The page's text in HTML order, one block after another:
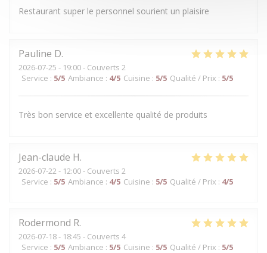
Restaurant super le personnel sourient un plaisire
Pauline D
2026-07-25 - 19:00 - Couverts 2
Service : 5/5 Ambiance : 4/5 Cuisine : 5/5 Qualité / Prix : 5/5
Très bon service et excellente qualité de produits
Jean-claude H
2026-07-22 - 12:00 - Couverts 2
Service : 5/5 Ambiance : 4/5 Cuisine : 5/5 Qualité / Prix : 4/5
Rodermond R
2026-07-18- 18:45 - Couverts 4
Service : 5/5 Ambiance : 5/5 Cuisine : 5/5 Qualité / Prix : 5/5